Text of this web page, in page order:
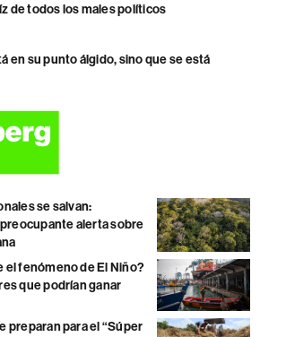
de todos los males políticos
en su punto álgido, sino que se está
se salvan:
alerta sobre
el fenómeno de El Niño?
que podrían ganar
preparan para el “Súper